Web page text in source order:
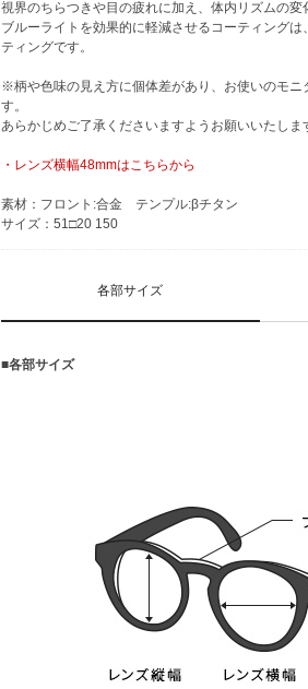
視界のちらつきや目の疲れに加え、体内リズムの
ブルーライトを効果的に軽減させるコーティング
ティングです。
※柄や色味の見え方に個体差があり、お使いのモニ
す。
あらかじめご了承くださいますようお願いいたしま
・レンズ横幅48mmはこちらから
素材：フロント:合金 テンプル:βチタン
サイズ：51□20 150
各部サイズ
■各部サイズ
レンズタイプ